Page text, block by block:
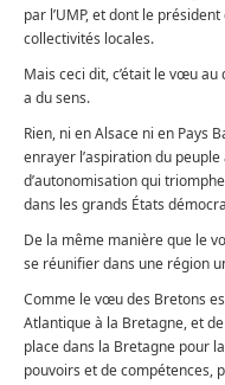
par l’UMP, et dont le
collectivités locales.
Mais ceci dit, c’était le vœu
a du sens.
Rien, ni en Alsace ni en Pays
enrayer l’aspiration du peuple
d’autonomisation qui
dans les grands États
De la même manière que le
se réunifier dans une région
Comme le vœu des Bretons
Atlantique à la Bretagne, et
place dans la Bretagne pour
pouvoirs et de compétences,